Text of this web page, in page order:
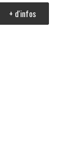
+ d'infos